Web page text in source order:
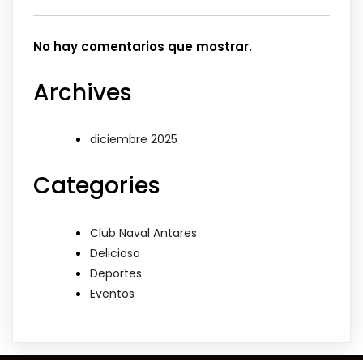
No hay comentarios que mostrar.
Archives
diciembre 2025
Categories
Club Naval Antares
Delicioso
Deportes
Eventos